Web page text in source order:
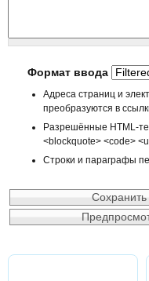
Формат ввода
Адреса страниц и
преобразуются в
Разрешённые HTML-
<blockquote> <code>
Строки и параграфы